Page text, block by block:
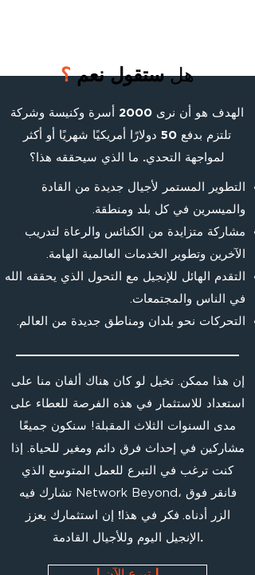
الهدف هو أن نرى 2000 أسرة وكنيسة وشركة
تلتزم بدفع 50 دولارًا أمريكيًا شهريًا أو أكثر
لمواجهة التحدي. ما الذي سيحققه هذا؟
التطوير المستمر لأجيال جديدة من القادة
والميسرين في كل بلد ومنطقة.
مشاركة متزايدة من الكنائس والرعاة لتدريب
الآخرين وتطوير الخدمات العالمية الهامة.
التقدم الهائل للإنجيل مع التحول الذي يحققه الله
في الناس والمجتمعات.
التحركات نحو بلدان ومناطق جديدة من العالم.
إن هذا ممكن. تخيل لو كان هناك ألفان منا على
استعداد للاستثمار في هذه الفرصة للعطاء على
مدى السنوات الثلاث المقبلة! سنكون جميعًا
مشاركين في إحداث فرق دائم ومغير للحياة. إذا
كنت ترغب في التبرع للعمل المتوسع الذي
تشارك فيه Network Beyond، فانقر فوق
الزر أدناه. فكر في هذا! إن استثمارك يعزز
الإنجيل اليوم وللأجيال القادمة.
هل ستقول نعم؟